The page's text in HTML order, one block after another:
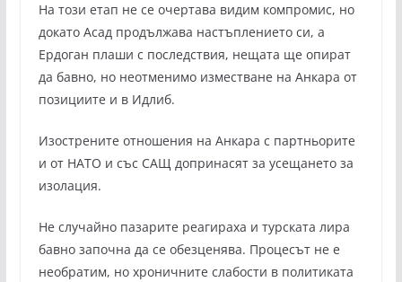
На този етап не се очертава видим компромис, но
докато Асад продължава настъплението си, а
Ердоган плаши с последствия, нещата ще опират
да бавно, но неотменимо изместване на Анкара от
позициите и в Идлиб.
Изострените отношения на Анкара с партньорите
и от НАТО и със САЩ допринасят за усещането за
изолация.
Не случайно пазарите реагираха и турската лира
бавно започна да се обезценява. Процесът не е
необратим, но хроничните слабости в политиката